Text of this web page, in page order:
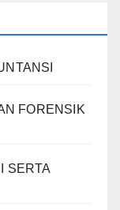
FORENSIK
SERTA